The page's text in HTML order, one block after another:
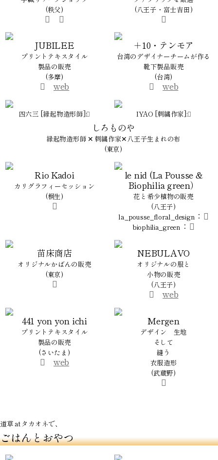
(秩父)
(八王子・富士吉田)
JUBILEE
プリントテキスタイル
製品の販売
(多摩)
web
＋10・テンモア
台湾のデザイナーチームが作る
靴下製品販売
(台湾)
web
四六三 [縁起物造形師]: IYAO [刺繍作家]:
しろものや
縁起物造形師 ✕ 刺繍作家✕八王子生まれの布
(東京)
Rio Kadoi
カリグラフィーセッション
(桐生)
le nid (La Pousse &
Biophilia green）
花と希少植物の販売
(八王子)
la_pousse_floral_design ：
biophilia_green ：
苗床商店
オリジナルかばんの販売
(東京)
NEBULAVO
オリジナルの服と
小物の販売
(八王子)
web
441 yon yon ichi
プリントテキスタイル
製品の販売
(さいたま)
web
Mergen
デザイン 生地
そして
縫う
衣服造形
(武蔵野)
道草 at タカオネで、
ごはんとおやつ